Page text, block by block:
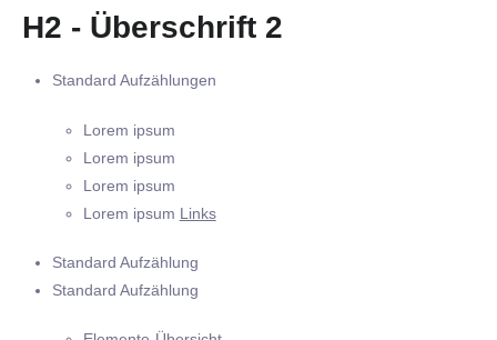
H2 - Überschrift 2
Standard Aufzählungen
Lorem ipsum
Lorem ipsum
Lorem ipsum
Lorem ipsum Links
Standard Aufzählung
Standard Aufzählung